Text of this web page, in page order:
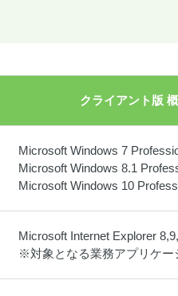
クライアント版
Microsoft Windows 7
Microsoft Windows 8.1
Microsoft Windows 10
Microsoft Internet Explorer
※対象となる業務アプリケー